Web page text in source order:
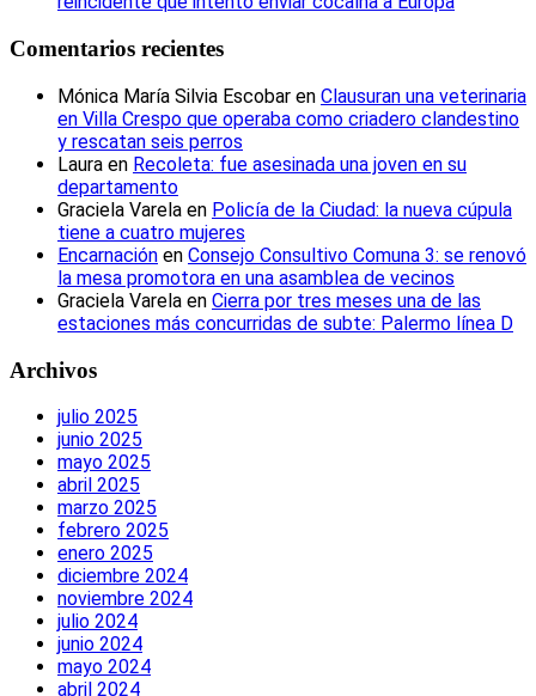
Comentarios recientes
Mónica María Silvia Escobar en Clausuran una veterinaria
en Villa Crespo que operaba como criadero clandestino
y rescatan seis perros
Laura en Recoleta: fue asesinada una joven en su
departamento
Graciela Varela en Policía de la Ciudad: la nueva cúpula
tiene a cuatro mujeres
Encarnación en Consejo Consultivo Comuna 3: se renovó
la mesa promotora en una asamblea de vecinos
Graciela Varela en Cierra por tres meses una de las
estaciones más concurridas de subte: Palermo línea D
Archivos
julio 2025
junio 2025
mayo 2025
abril 2025
marzo 2025
febrero 2025
enero 2025
diciembre 2024
noviembre 2024
julio 2024
junio 2024
mayo 2024
abril 2024